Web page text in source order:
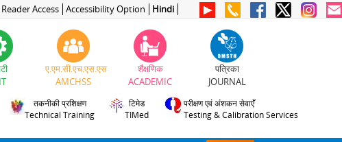
Access Accessibility Option Hindi
ए.एम.सी.एच.एस.एस
AMCHSS
शैक्षणिक
ACADEMIC
पत्रिका
JOURNAL
तकनीकी प्रशिक्षण
Technical Training
टिमेड
TIMed
परीक्षण एवं अंशकन सेवाएँ
Testing & Calibration Services